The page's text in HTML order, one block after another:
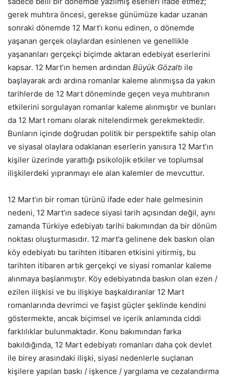
gerek muhtıra öncesi, gerekse günümüze kadar uzanan
sonraki dönemde 12 Mart’ı konu edinen, o dönemde
yaşanan gerçek olaylardan esinlenen ve genellikle
yaşananları gerçekçi biçimde aktaran edebiyat eserlerini
kapsar. 12 Mart’ın hemen ardından Büyük Gözaltı ile
başlayarak ardı ardına romanlar kaleme alınmışsa da yakın
tarihlerde de 12 Mart döneminde geçen veya muhtıranın
etkilerini sorgulayan romanlar kaleme alınmıştır ve bunları
da 12 Mart romanı olarak nitelendirmek gerekmektedir.
Bunların içinde doğrudan politik bir perspektife sahip olan
ve siyasal olaylara odaklanan eserlerin yanısıra 12 Mart’ın
kişiler üzerinde yarattığı psikolojik etkiler ve toplumsal
ilişkilerdeki yıpranmayı ele alan kalemler de mevcuttur.
12 Mart’ın bir roman türünü ifade eder hale gelmesinin
nedeni, 12 Mart’ın sadece siyasi tarih açısından değil, aynı
zamanda Türkiye edebiyatı tarihi bakımından da bir dönüm
noktası oluşturmasıdır. 12 mart’a gelinene dek baskın olan
köy edebiyatı bu tarihten itibaren etkisini yitirmiş, bu
tarihten itibaren artık gerçekçi ve siyasi romanlar kaleme
alınmaya başlanmıştır. Köy edebiyatında baskın olan ezen /
ezilen ilişkisi ve bu ilişkiye başkaldıranlar 12 Mart
romanlarında devrimci ve faşist güçler şeklinde kendini
göstermekte, ancak biçimsel ve içerik anlamında ciddi
farklılıklar bulunmaktadır. Konu bakımından farka
bakıldığında, 12 Mart edebiyatı romanları daha çok devlet
ile birey arasındaki ilişki, siyasi nedenlerle suçlanan
kişilere yapılan baskı / işkence / yargılama ve cezalandırma